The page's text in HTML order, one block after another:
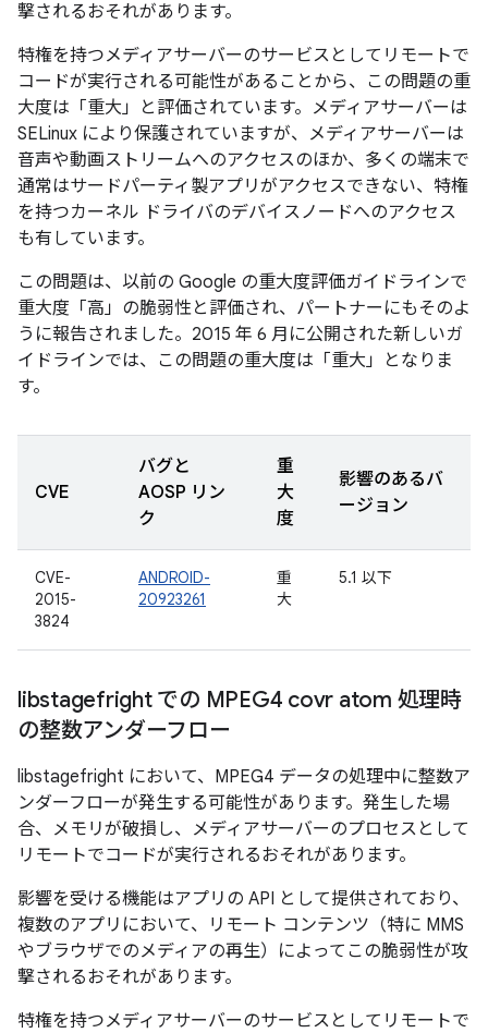
撃されるおそれがあります。
特権を持つメディアサーバーのサービスとしてリモートで
コードが実行される可能性があることから、この問題の重
大度は「重大」と評価されています。メディアサーバーは
SELinux により保護されていますが、メディアサーバーは
音声や動画ストリームへのアクセスのほか、多くの端末で
通常はサードパーティ製アプリがアクセスできない、特権
を持つカーネル ドライバのデバイスノードへのアクセス
も有しています。
この問題は、以前の Google の重大度評価ガイドラインで
重大度「高」の脆弱性と評価され、パートナーにもそのよ
うに報告されました。2015 年 6 月に公開された新しいガ
イドラインでは、この問題の重大度は「重大」となりま
す。
CVE
バグと
AOSP リン
ク
重
大
度
影響のあるバ
ージョン
CVE-
2015-
3824
ANDROID-
20923261
重
大
5.1 以下
libstagefright での MPEG4 covr atom 処理時
の整数アンダーフロー
libstagefright において、MPEG4 データの処理中に整数ア
ンダーフローが発生する可能性があります。発生した場
合、メモリが破損し、メディアサーバーのプロセスとして
リモートでコードが実行されるおそれがあります。
影響を受ける機能はアプリの API として提供されており、
複数のアプリにおいて、リモート コンテンツ（特に MMS
やブラウザでのメディアの再生）によってこの脆弱性が攻
撃されるおそれがあります。
特権を持つメディアサーバーのサービスとしてリモートで